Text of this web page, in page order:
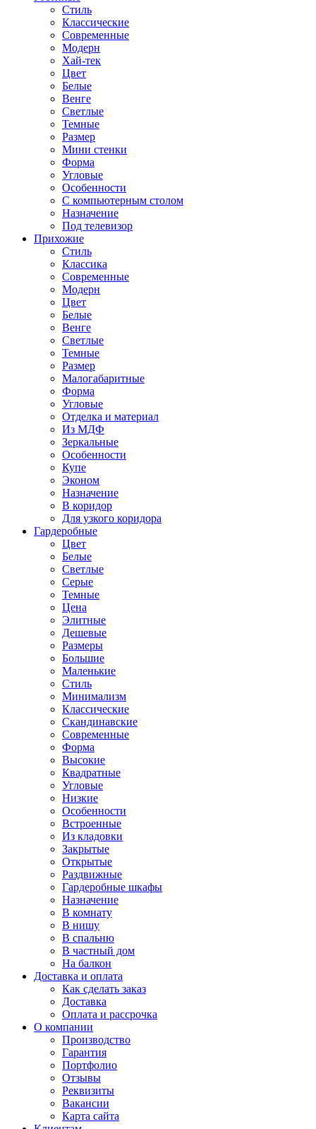
Стиль
Классические
Современные
Модерн
Хай-тек
Цвет
Белые
Венге
Светлые
Темные
Размер
Мини стенки
Форма
Угловые
Особенности
С компьютерным столом
Назначение
Под телевизор
Прихожие
Стиль
Классика
Современные
Модерн
Цвет
Белые
Венге
Светлые
Темные
Размер
Малогабаритные
Форма
Угловые
Отделка и материал
Из МДФ
Зеркальные
Особенности
Купе
Эконом
Назначение
В коридор
Для узкого коридора
Гардеробные
Цвет
Белые
Светлые
Серые
Темные
Цена
Элитные
Дешевые
Размеры
Большие
Маленькие
Стиль
Минимализм
Классические
Скандинавские
Современные
Форма
Высокие
Квадратные
Угловые
Низкие
Особенности
Встроенные
Из кладовки
Закрытые
Открытые
Раздвижные
Гардеробные шкафы
Назначение
В комнату
В нишу
В спальню
В частный дом
На балкон
Доставка и оплата
Как сделать заказ
Доставка
Оплата и рассрочка
О компании
Производство
Гарантия
Портфолио
Отзывы
Реквизиты
Вакансии
Карта сайта